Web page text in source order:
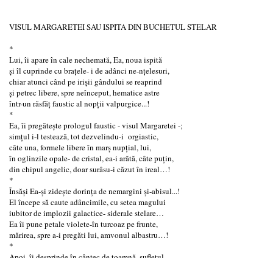
VISUL MARGARETEI SAU ISPITA DIN BUCHETUL STELAR
*
Lui, îi apare în cale nechemată, Ea, noua ispită
și îl cuprinde cu brațele- i de adânci ne-nţelesuri,
chiar atunci când pe irişii gândului se reaprind
și petrec libere, spre neînceput, hematice astre
într-un răsfăţ faustic al nopţii valpurgice...!
*
Ea, îi pregătește prologul faustic - visul Margaretei -;
simţul i-l testează, tot dezvelindu-i orgiastic,
câte una, formele libere în marş nupţial, lui,
în oglinzile opale- de cristal, ea-i arătă, câte puțin,
din chipul angelic, doar surâsu-i căzut în ireal…!
*
Însăși Ea-și zidește dorința de nemargini și-abisul...!
El începe să caute adâncimile, cu setea magului
iubitor de implozii galactice- siderale stelare…
Ea îi pune petale violete-în turcoaz pe frunte,
mărirea, spre a-i pregăti lui, amvonul albastru…!
*